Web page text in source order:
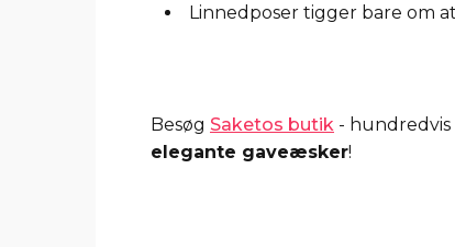
Linnedposer tigger bare om
Besøg Saketos butik -
elegante gaveæsker!